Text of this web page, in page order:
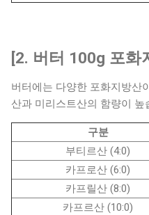
[2. 버터 100g 포화
버터에는 다양한 포화지방산
산과 미리스트산의 함량이 높
구분
부티르산 (4:0)
카프로산 (6:0)
카프릴산 (8:0)
카프르산 (10:0)